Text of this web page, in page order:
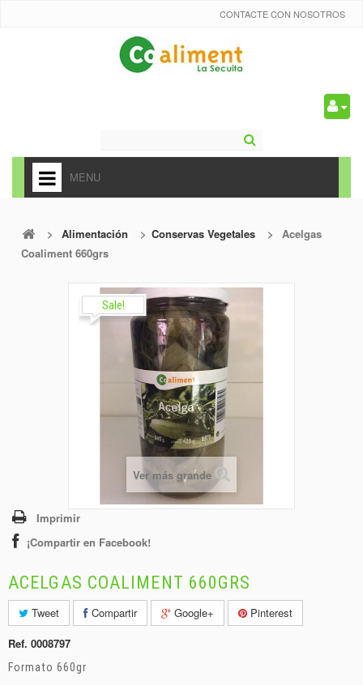
CONTACTE CON NOSOTROS
MENU
+
ALIMENTACIÓN
CARNICERÍA Y CHARCUTERÍA
> Alimentación > Conservas Vegetales >
Acelgas
Coaliment 660grs
Sale!
Ver más grande
Imprimir
¡Compartir en Facebook!
ACELGAS COALIMENT 660GRS
Tweet Compartir Google+
Pinterest
Ref. 0008797
Formato 660gr